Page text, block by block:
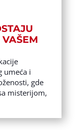
umeća i
gde
misterijom,